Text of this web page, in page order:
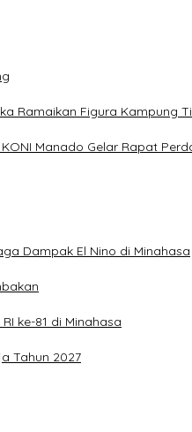
Ramaikan Figura Kampung
Manado Gelar Rapat
Dampak El Nino di Minahasa
ke-81 di Minahasa
Tahun 2027